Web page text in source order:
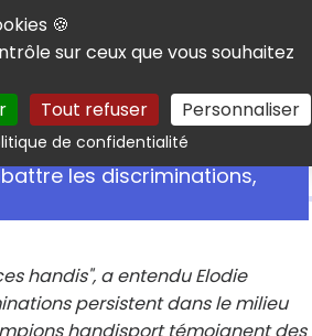
cookies
🍪
sur ceux que vous souhaitez
Tout refuser Personnaliser
de confidentialitéRechercher
les discriminations,
handis", a entendu Elodie
persistent dans le milieu